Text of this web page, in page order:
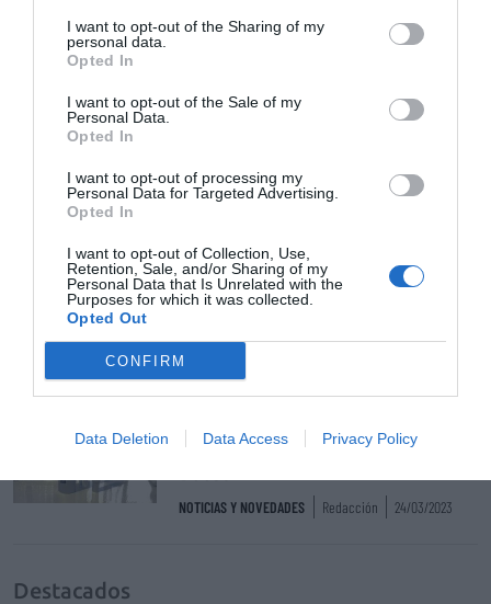
I want to opt-out of the Sharing of my
personal data.
Opted In
I want to opt-out of the Sale of my
Personal Data.
Opted In
I want to opt-out of processing my
Personal Data for Targeted Advertising.
Opted In
I want to opt-out of Collection, Use,
Retention, Sale, and/or Sharing of my
Personal Data that Is Unrelated with the
Purposes for which it was collected.
Opted Out
CONFIRM
Data Deletion Data Access Privacy Policy
luminosidad.
de Google de forma gratuita
Mantente informado con las últimas noticias de actualidad.
ACTIVAR AHORA
cuidados antiedad
Otras noticias destacadas
Neutrogena presenta su nueva
gama facial antiedad: Retinol
NOTICIAS Y NOVEDADES Redacción 24/03/2023
Destacados